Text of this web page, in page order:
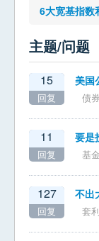
6大宽基指数
主题/问题
15
回复
美国
债
11
回复
要是
基金
127
回复
不出
套利